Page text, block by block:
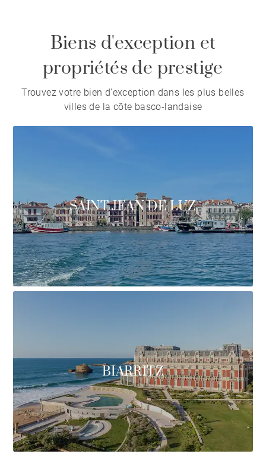
Biens d'exception et
propriétés de prestige
Trouvez votre bien d'exception dans les plus belles
villes de la côte basco-landaise
SAINT JEAN DE LUZ
BIARRITZ